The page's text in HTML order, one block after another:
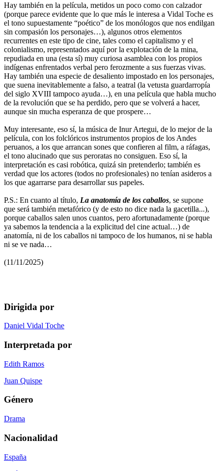
Hay también en la película, metidos un poco como con calzador
(porque parece evidente que lo que más le interesa a Vidal Toche es
el tono supuestamente “poético” de los monólogos que nos endilgan
sin compasión los personajes…), algunos otros elementos
recurrentes en este tipo de cine, tales como el capitalismo y el
colonialismo, representados aquí por la explotación de la mina,
repudiada en una (esta sí) muy curiosa asamblea con los propios
indígenas enfrentados verbal pero ferozmente a sus fuerzas vivas.
Hay también una especie de desaliento impostado en los personajes,
que suena inevitablemente a falso, a teatral (la vetusta guardarropía
del siglo XVIII tampoco ayuda…), en una película que habla mucho
de la revolución que se ha perdido, pero que se volverá a hacer,
aunque sin mucha esperanza de que prospere…
Muy interesante, eso sí, la música de Inur Artegui, de lo mejor de la
película, con los folclóricos instrumentos propios de los Andes
peruanos, a los que arrancan sones que confieren al film, a ráfagas,
el tono alucinado que sus peroratas no consiguen. Eso sí, la
interpretación es casi robótica, quizá sin pretenderlo; también es
verdad que los actores (todos no profesionales) no tenían asideros a
los que agarrarse para desarrollar sus papeles.
P.S.: En cuanto al título, La anatomía de los caballos, se supone
que será también metafórico (y de esto no dice nada la gacetilla...),
porque caballos salen unos cuantos, pero afortunadamente (porque
ya sabemos la tendencia a la explicitud del cine actual…) de
anatomía, ni de los caballos ni tampoco de los humanos, ni se habla
ni se ve nada…
(11/11/2025)
Dirigida por
Daniel Vidal Toche
Interpretada por
Edith Ramos
Juan Quispe
Género
Drama
Nacionalidad
España